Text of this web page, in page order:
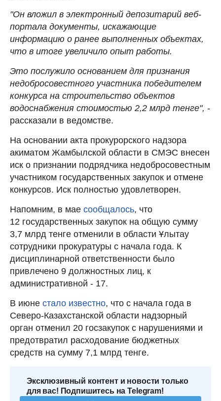
"Он вложил в электронный депозитарий веб-
портала документы, искажающие
информацию о ранее выполненных объектах,
что в итоге увеличило опыт работы.
Это послужило основанием для признания
недобросовестного участника победителем
конкурса на строительство объектов
водоснабжения стоимостью 2,2 млрд тенге", -
рассказали в ведомстве.
На основании акта прокурорского надзора
акиматом Жамбылской области в СМЭС внесен
иск о признании подрядчика недобросовестным
участником государственных закупок и отмене
конкурсов. Иск полностью удовлетворен.
Напомним, в мае сообщалось, что
12 государственных закупок на общую сумму
3,7 млрд тенге отменили в области Ұлытау
сотрудники прокуратуры с начала года. К
дисциплинарной ответственности было
привлечено 9 должностных лиц, к
административной - 17.
В июне стало известно, что с начала года в
Северо-Казахстанской области надзорный
орган отменил 20 госзакупок с нарушениями и
предотвратил расходование бюджетных
средств на сумму 7,1 млрд тенге.
Эксклюзивный контент и новости только
для вас! Подпишитесь на Telegram!